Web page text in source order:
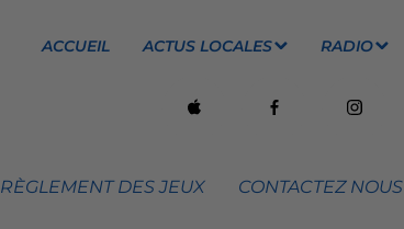
ACCUEIL ACTUS LOCALES RADIO
RÈGLEMENT DES JEUX CONTACTEZ NOUS